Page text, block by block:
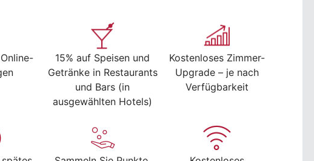
15% auf Speisen und
Getränke in Restaurants
und Bars (in
ausgewählten Hotels)
Kostenloses Zimmer-
Upgrade – je nach
Verfügbarkeit